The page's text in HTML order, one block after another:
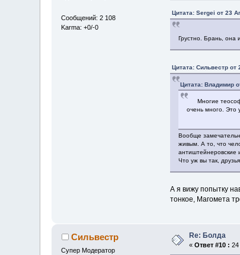
Сообщений: 2 108
Karma: +0/-0
Цитата: Sergei от 23
Грустно. Брань, она
Цитата: Сильвестр от
Цитата: Владимир
Многие теософы
очень много. Это
Вообще
живым. А то, что
антиштейнеровские
Что уж вы так,
А я вижу попытку
тонкое, Магомета
Сильвестр
Супер Модератор
Re: Болда
«Ответ #10 : 24